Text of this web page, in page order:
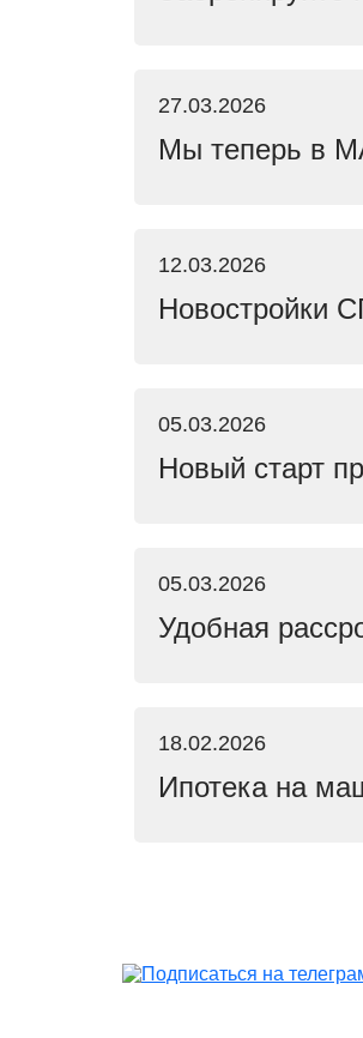
27.03.2026
Мы теперь в
12.03.2026
Новостройки
05.03.2026
Новый старт
05.03.2026
Удобная
18.02.2026
Ипотека на